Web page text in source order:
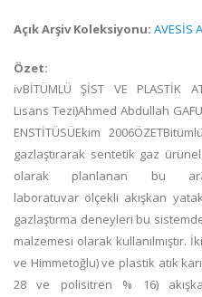
Açık Arşiv Koleksiyonu: AVESİS
Özet:
ivBİTÜMLÜ ŞİST VE PLASTİK
Lisans Tezi)Ahmed Abdullah
ENSTİTÜSÜEkim
gazlaştırarak sentetik gaz
olarak planlanan bu
laboratuvar ölçekli akışkan
gazlaştırma deneyleri bu
malzemesi olarak kullanılmıştır.
ve Himmetoğlu) ve plastik atık
28 ve polisitren % 16)